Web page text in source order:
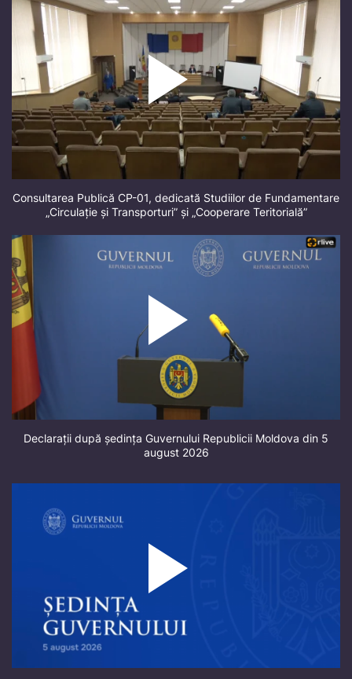
Consultarea Publică CP-01, dedicată Studiilor de Fundamentare
„Circulație și Transporturi” și „Cooperare Teritorială”
Declarații după ședința Guvernului Republicii Moldova din 5
august 2026